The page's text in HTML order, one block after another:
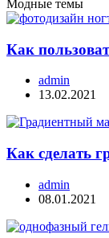
Модные темы
Как
admin
13.02.2021
Как сделать
admin
08.01.2021